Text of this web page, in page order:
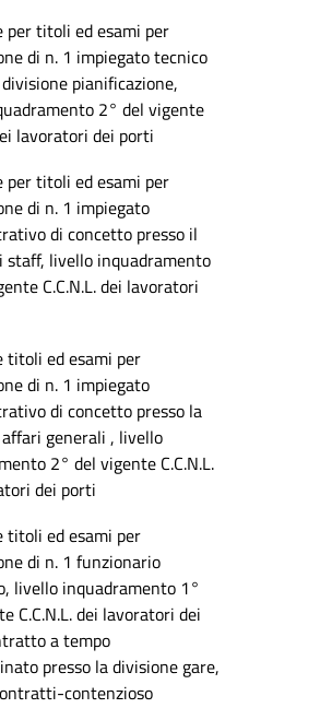
per titoli ed esami per
di n. 1 impiegato tecnico
pianificazione,
2° del vigente
lavoratori dei porti
per titoli ed esami per
di n. 1 impiegato
di concetto presso il
staff, livello inquadramento
C.C.N.L. dei lavoratori
titoli ed esami per
di n. 1 impiegato
di concetto presso la
generali , livello
2° del vigente C.C.N.L.
dei porti
titoli ed esami per
di n. 1 funzionario
livello inquadramento 1°
C.C.N.L. dei lavoratori dei
a tempo
presso la divisione gare,
contenzioso